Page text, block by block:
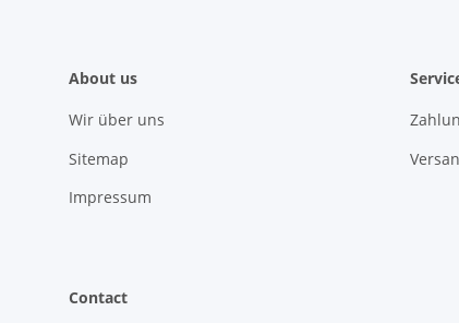
About us
Wir über uns
Sitemap
Impressum
Contact